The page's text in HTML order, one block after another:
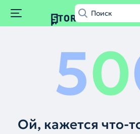
50
Ой, кажется что-